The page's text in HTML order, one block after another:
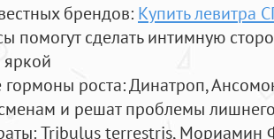
брендов: Купить левитра
помогут сделать интимную
гормоны роста: Динатроп,
и решат проблемы
Tribulus terrestris, Мориамин